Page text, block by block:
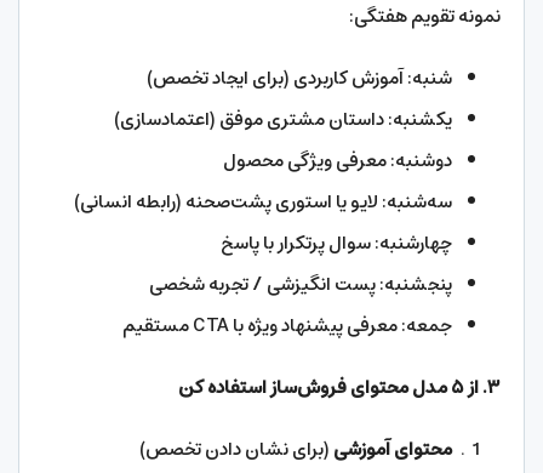
نمونه تقویم هفتگی:
شنبه: آموزش کاربردی (برای ایجاد تخصص)
یکشنبه: داستان مشتری موفق (اعتمادسازی)
دوشنبه: معرفی ویژگی محصول
سه‌شنبه: لایو یا استوری پشت‌صحنه (رابطه انسانی)
چهارشنبه: سوال پرتکرار با پاسخ
پنجشنبه: پست انگیزشی / تجربه شخصی
جمعه: معرفی پیشنهاد ویژه با CTA مستقیم
۳.از۵مدل محتوای فروش‌ساز استفاده کن
محتوای آموزشی(برای نشان دادن تخصص)